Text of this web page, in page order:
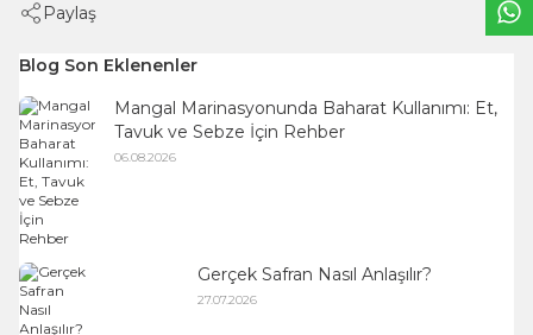
Paylaş
Blog Son Eklenenler
Mangal Marinasyonunda Baharat Kullanımı: Et,
Tavuk ve Sebze İçin Rehber
06.08.2026
Gerçek Safran Nasıl Anlaşılır?
27.07.2026